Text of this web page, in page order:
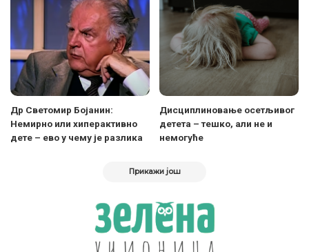
Др Светомир Бојанин:
Немирно или хиперактивно
дете – ево у чему је разлика
Дисциплиновање осетљивог
детета – тешко, али не и
немогуће
Прикажи још